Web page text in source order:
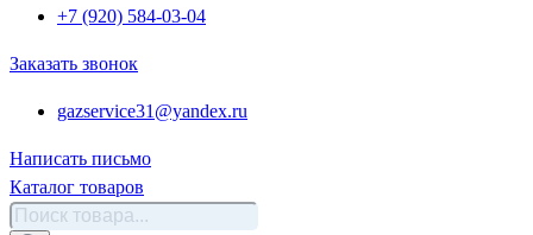
+7 (920) 584-03-04
Заказать звонок
gazservice31@yandex.ru
Написать письмо
Каталог товаров
Поиск